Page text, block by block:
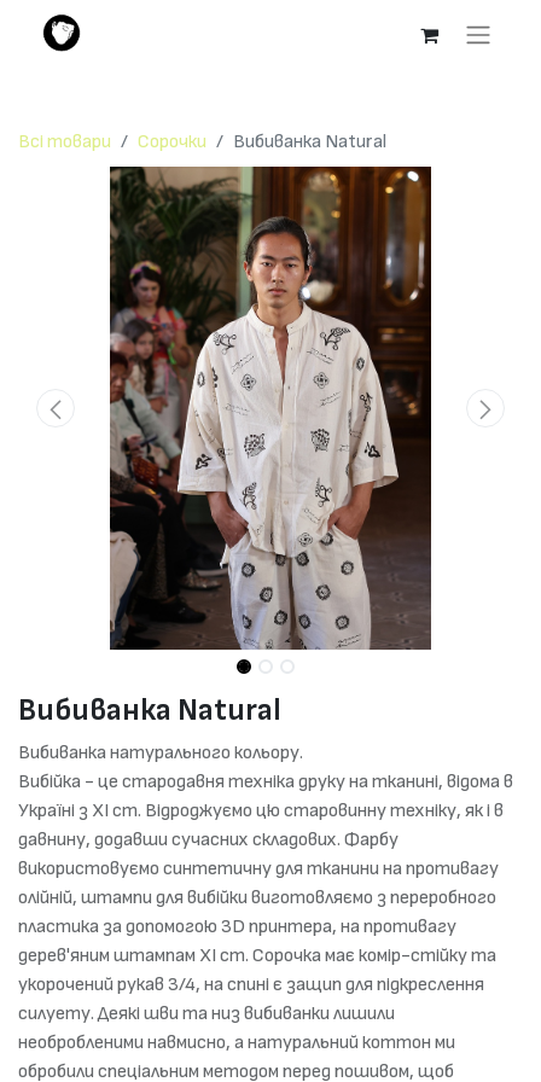
Всі товари Сорочки Вибиванка Natural
Вибиванка Natural
Вибиванка натурального кольору.
Вибійка - це стародавня техніка друку на тканині, відома в
Україні з XI ст. Відроджуємо цю старовинну техніку, як і в
давнину, додавши сучасних складових. Фарбу
використовуємо синтетичну для тканини на противагу
олійній, штампи для вибійки виготовляємо з переробного
пластика за допомогою 3D принтера, на противагу
дерев'яним штампам XI ст. Сорочка має комір-стійку та
укорочений рукав 3/4, на спині є защип для підкреслення
силуету. Деякі шви та низ вибиванки лишили
необробленими навмисно, а натуральний коттон ми
обробили спеціальним методом перед пошивом, щоб